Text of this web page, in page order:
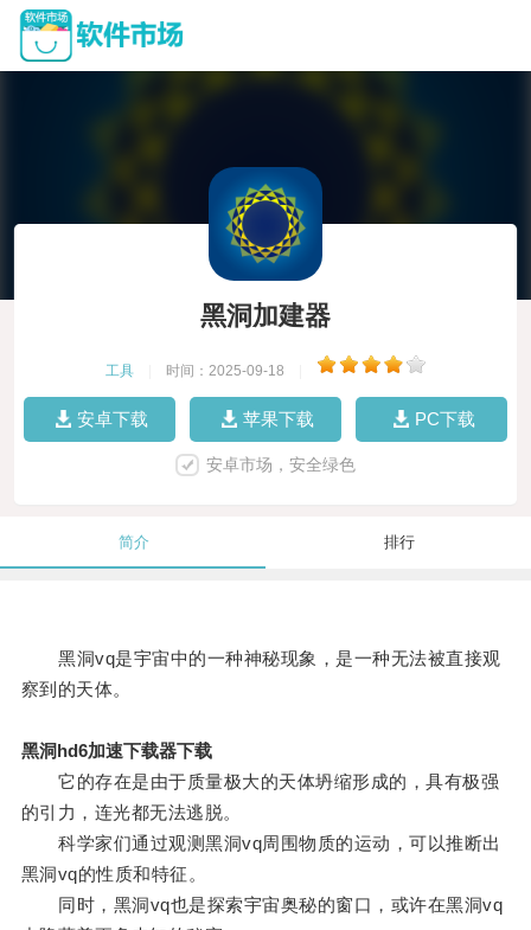
黑洞加建器
工具 时间：2025-09-18
安卓下载 苹果下载 PC下载
安卓市场，安全绿色
简介 排行
黑洞vq是宇宙中的一种神秘现象，是一种无法被直接观
察到的天体。
黑洞hd6加速下载器下载
它的存在是由于质量极大的天体坍缩形成的，具有极强
的引力，连光都无法逃脱。
科学家们通过观测黑洞vq周围物质的运动，可以推断出
黑洞vq的性质和特征。
同时，黑洞vq也是探索宇宙奥秘的窗口，或许在黑洞vq